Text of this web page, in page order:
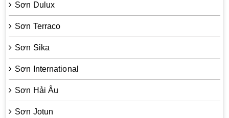
Sơn Dulux
Sơn Terraco
Sơn Sika
Sơn International
Sơn Hải Âu
Sơn Jotun